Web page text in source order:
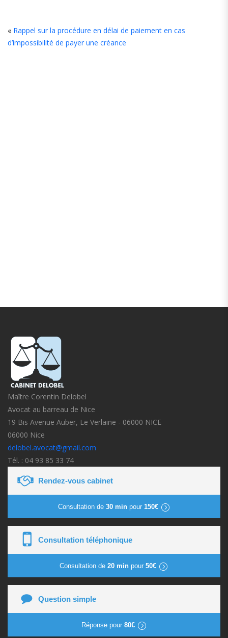
« Rappel sur la procédure en délai de paiement en cas
d’impossibilité de payer une créance
Maître Corentin Delobel
Avocat au barreau de Nice
19 Bis Avenue Auber, Le Verlaine - 06000 NICE
06000 Nice
delobel.avocat@gmail.com
Tél. : 04 93 85 33 74
Rendez-vous cabinet
Consultation de 30 minpour 150€
Consultation téléphonique
Consultation de 20 min pour 50€
Question simple
Réponse pour 80€